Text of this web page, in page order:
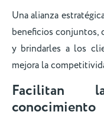
Una alianza
beneficios conjuntos,
y brindarles a los
mejora la
Facilitan
conocimiento